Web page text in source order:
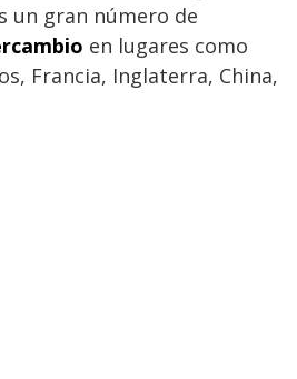
un gran número de
en lugares como
Francia, Inglaterra, China,